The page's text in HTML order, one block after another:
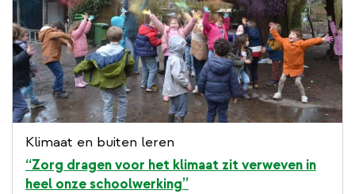
Klimaat en buiten leren
“Zorg dragen voor het klimaat zit verweven in
heel onze schoolwerking”